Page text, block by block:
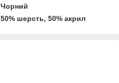
Чорний
50% шерсть, 50% акрил